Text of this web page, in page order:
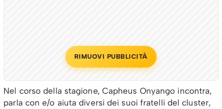
RIMUOVI PUBBLICITÀ
Nel corso della stagione, Capheus Onyango incontra,
parla con e/o aiuta diversi dei suoi fratelli del cluster,